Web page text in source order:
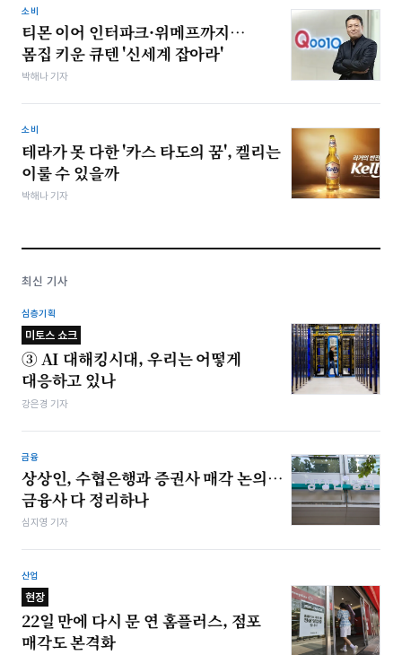
소비
티몬 이어 인터파크·위메프까지…
몸집 키운 큐텐 '신세계 잡아라'
박해나 기자
소비
테라가 못 다한 '카스 타도의 꿈', 켈리는
이룰 수 있을까
박해나 기자
최신 기사
심층기획
미토스 쇼크
③ AI 대해킹시대, 우리는 어떻게
대응하고 있나
강은경 기자
금융
상상인, 수협은행과 증권사 매각 논의…
금융사 다 정리하나
심지영 기자
산업
현장
22일 만에 다시 문 연 홈플러스, 점포
매각도 본격화